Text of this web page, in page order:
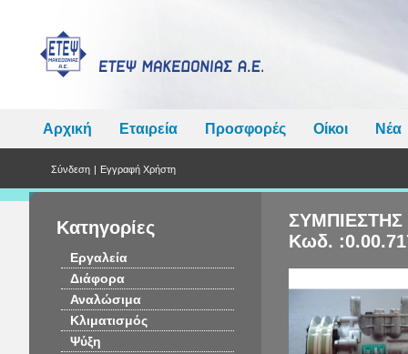
Αρχική Εταιρεία Προσφορές Οίκοι Νέα
Σύνδεση | Εγγραφή Χρήστη
Κατηγορίες
Εργαλεία
Διάφορα
Αναλώσιμα
Κλιματισμός
Ψύξη
ΣΥΜΠΙΕΣΤΗΣ
Κωδ.